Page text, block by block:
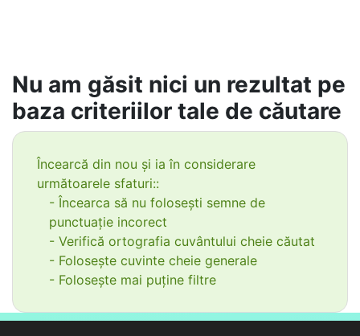
Nu am găsit nici un rezultat pe
baza criteriilor tale de căutare
Încearcă din nou și ia în considerare
următoarele sfaturi::
- Încearca să nu folosești semne de
punctuație incorect
- Verifică ortografia cuvântului cheie căutat
- Folosește cuvinte cheie generale
- Folosește mai puține filtre